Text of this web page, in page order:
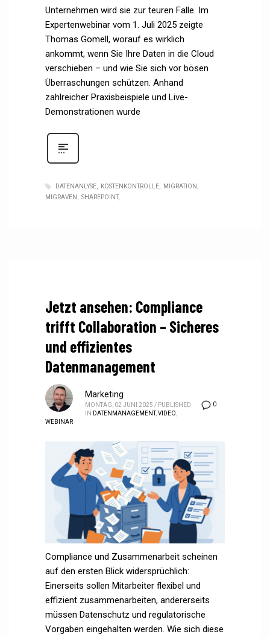
Unternehmen wird sie zur teuren Falle. Im
Expertenwebinar vom 1. Juli 2025 zeigte
Thomas Gomell, worauf es wirklich
ankommt, wenn Sie Ihre Daten in die Cloud
verschieben – und wie Sie sich vor bösen
Überraschungen schützen. Anhand
zahlreicher Praxisbeispiele und Live-
Demonstrationen wurde
DATENANLYSE KOSTENKONTROLLE
MIGRATION
MIGRAVEN
SHAREPOINT
Jetzt ansehen: Compliance
trifft Collaboration – Sicheres
und effizientes
Datenmanagement
0
Marketing
MONTAG, 02 JUNI 2025 / PUBLISHED
IN DATENMANAGEMENT ,VIDEO,
WEBINAR
Compliance und Zusammenarbeit scheinen
auf den ersten Blick widersprüchlich:
Einerseits sollen Mitarbeiter flexibel und
effizient zusammenarbeiten, andererseits
müssen Datenschutz und regulatorische
Vorgaben eingehalten werden. Wie sich diese